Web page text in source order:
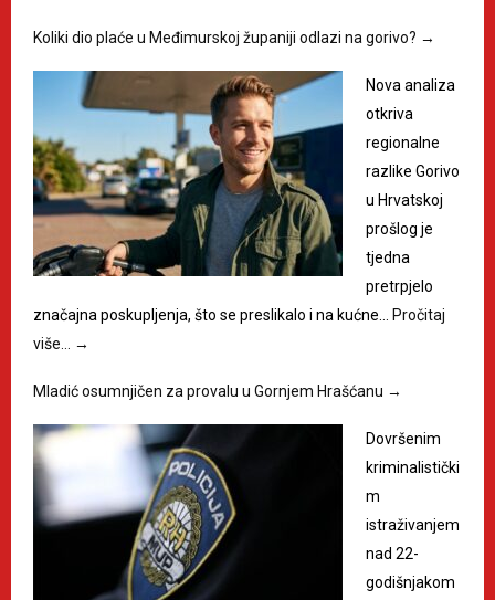
Koliki dio plaće u Međimurskoj županiji odlazi na gorivo? →
Nova analiza
otkriva
regionalne
razlike Gorivo
u Hrvatskoj
prošlog je
tjedna
pretrpjelo
značajna poskupljenja, što se preslikalo i na kućne…
Pročitaj
više…
→
Mladić osumnjičen za provalu u Gornjem Hrašćanu →
Dovršenim
kriminalistički
m
istraživanjem
nad 22-
godišnjakom